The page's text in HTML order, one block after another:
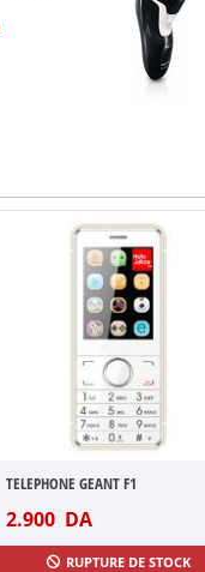
TELEPHONE GEANT F1
2.900 DA
RUPTURE DE STOCK